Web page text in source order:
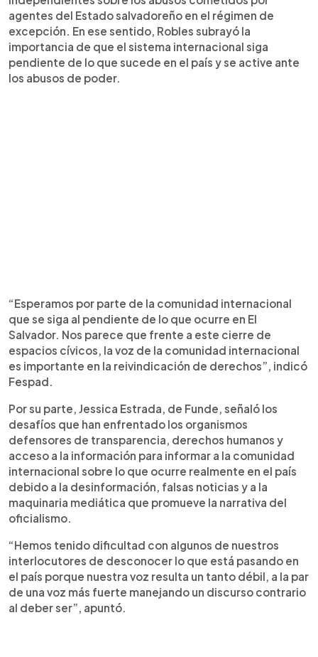
agentes del Estado salvadoreño en el régimen de
excepción. En ese sentido, Robles subrayó la
importancia de que el sistema internacional siga
pendiente de lo que sucede en el país y se active ante
los abusos de poder.
“Esperamos por parte de la comunidad internacional
que se siga al pendiente de lo que ocurre en El
Salvador. Nos parece que frente a este cierre de
espacios cívicos, la voz de la comunidad internacional
es importante en la reivindicación de derechos”, indicó
Fespad.
Por su parte, Jessica Estrada, de Funde, señaló los
desafíos que han enfrentado los organismos
defensores de transparencia, derechos humanos y
acceso a la información para informar a la comunidad
internacional sobre lo que ocurre realmente en el país
debido a la desinformación, falsas noticias y a la
maquinaria mediática que promueve la narrativa del
oficialismo.
“Hemos tenido dificultad con algunos de nuestros
interlocutores de desconocer lo que está pasando en
el país porque nuestra voz resulta un tanto débil, a la par
de una voz más fuerte manejando un discurso contrario
al deber ser”, apuntó.